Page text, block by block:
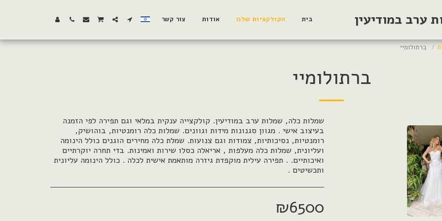
ערב במודיעין בית הקולקציות שלנו אודות צור קשר
ברתולומיי
ברתולומיי
שמלות כלה, שמלות ערב במודיעין. קולקצייה ענקית במלאי וגם תפירה לפי הזמנה
בעיצוב אישי . מגוון סגנונות מידות וגוונים. שמלות כלה רומנטיות, בוהושיק,
רומנטיות, נסיכותיות, צמודות וגם צנועות. שמלת כלה מחירים הוגנים כולל הינומה
ועליונית, שמלות כלה מעלפות , אריאלה כסלו שירות ואמינות. בדי תחרה יוקרתיים
ואיכותיים. . תפירה עילית מוקפדת גיזרה מותאמת אישית לכלה . כולל הינומה עליונית
ותכשיטים .
₪6500